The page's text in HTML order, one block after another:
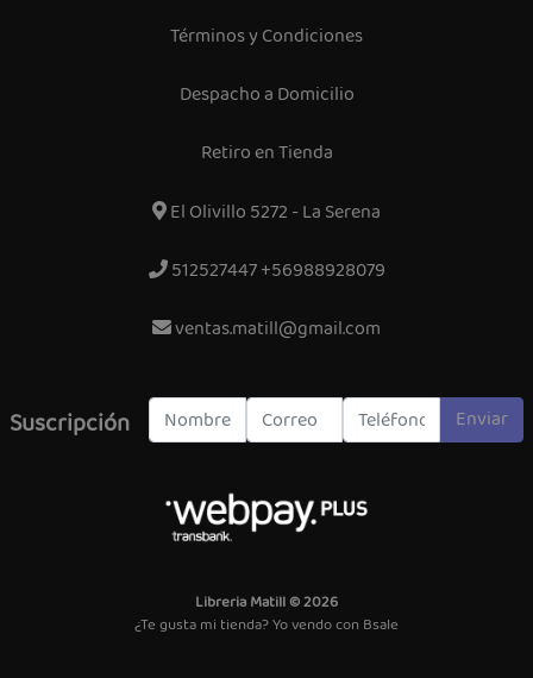
Términos y Condiciones
Despacho a Domicilio
Retiro en Tienda
El Olivillo 5272 - La Serena
512527447 +56988928079
ventas.matill@gmail.com
Suscripción Enviar
Libreria Matill © 2026
¿Te gusta mi tienda? Yo vendo con Bsale